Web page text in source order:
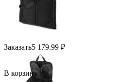
Заказать5 179.99 ₽
В корзину